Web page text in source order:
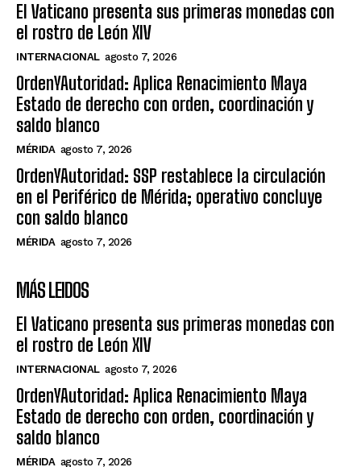
El Vaticano presenta sus primeras monedas con
el rostro de León XIV
INTERNACIONAL agosto 7, 2026
OrdenYAutoridad: Aplica Renacimiento Maya
Estado de derecho con orden, coordinación y
saldo blanco
MÉRIDA agosto 7, 2026
OrdenYAutoridad: SSP restablece la circulación
en el Periférico de Mérida; operativo concluye
con saldo blanco
MÉRIDA agosto 7, 2026
MÁS LEIDOS
El Vaticano presenta sus primeras monedas con
el rostro de León XIV
INTERNACIONAL agosto 7, 2026
OrdenYAutoridad: Aplica Renacimiento Maya
Estado de derecho con orden, coordinación y
saldo blanco
MÉRIDA agosto 7, 2026